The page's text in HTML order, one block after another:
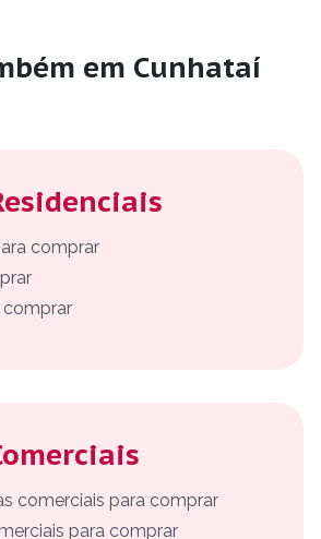
em Cunhataí
comprar
comprar
comerciais para comprar
para comprar